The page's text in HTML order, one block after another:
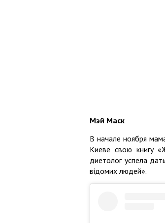
Мэй Маск
В начале ноября
Киеве свою книгу
диетолог успела
відомих людей».